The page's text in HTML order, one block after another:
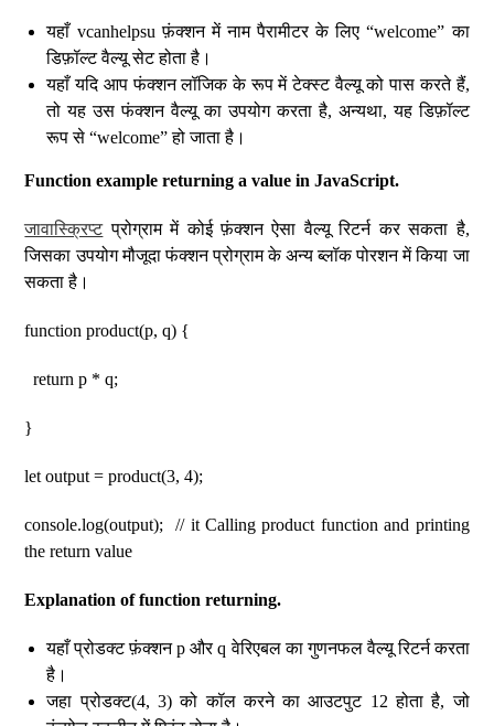
यहाँ vcanhelpsu फ़ंक्शन में नाम पैरामीटर के लिए “welcome” का
डिफ़ॉल्ट वैल्यू सेट होता है।
यहाँ यदि आप फंक्शन लॉजिक के रूप में टेक्स्ट वैल्यू को पास करते हैं,
तो यह उस फंक्शन वैल्यू का उपयोग करता है, अन्यथा, यह डिफ़ॉल्ट
रूप से “welcome” हो जाता है।
Function example returning a value in JavaScript.
जावास्क्रिप्टप्रोग्राम में कोई फ़ंक्शन ऐसा वैल्यू रिटर्न कर सकता है,
जिसका उपयोग मौजूदा फंक्शन प्रोग्राम के अन्य ब्लॉक पोरशन में किया जा
सकता है।
function product(p, q) {
return p * q;
}
let output = product(3, 4);
console.log(output); // it Calling product function and printing
the return value
Explanation of function returning.
यहाँ प्रोडक्ट फ़ंक्शन p और q वेरिएबल का गुणनफल वैल्यू रिटर्न करता
है।
जहा प्रोडक्ट(4, 3) को कॉल करने का आउटपुट 12 होता है, जो